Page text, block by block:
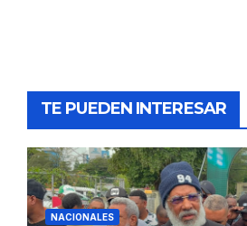
TE PUEDEN INTERESAR
NACIONALES